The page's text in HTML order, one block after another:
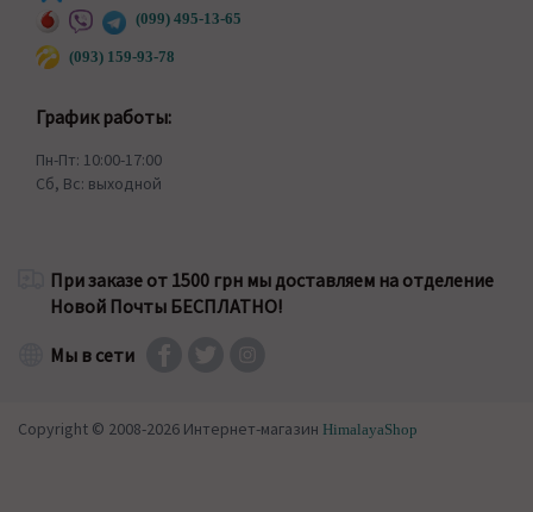
(099) 495-13-65
(093) 159-93-78
График работы:
Пн-Пт: 10:00-17:00
Сб, Вс: выходной
При заказе от 1500 грн мы доставляем на отделение
Новой Почты БЕСПЛАТНО!
Мы в сети
Copyright © 2008-2026 Интернет-магазин HimalayaShop